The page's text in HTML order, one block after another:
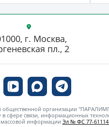
г. Москва,
пл., 2
общественной организации
сфере связи, информационных
массовой информации Эл № ФС 77-61114